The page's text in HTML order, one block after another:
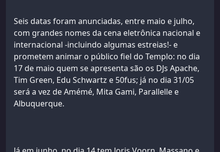
Seis datas foram anunciadas, entre maio e julho,
com grandes nomes da cena eletrônica nacional e
internacional -incluindo algumas estreias!- e
prometem animar o público fiel do Templo: no dia
17 de maio quem se apresenta são os DJs Apache,
Tim Green, Edu Schwartz e 50fus; já no dia 31/05
será a vez de Amémé, Mita Gami, Parallelle e
Albuquerque.